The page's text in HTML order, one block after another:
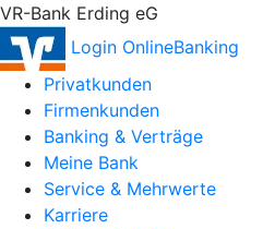
VR-Bank Erding eG
Login OnlineBanking
Privatkunden
Firmenkunden
Banking & Verträge
Meine Bank
Service & Mehrwerte
Karriere